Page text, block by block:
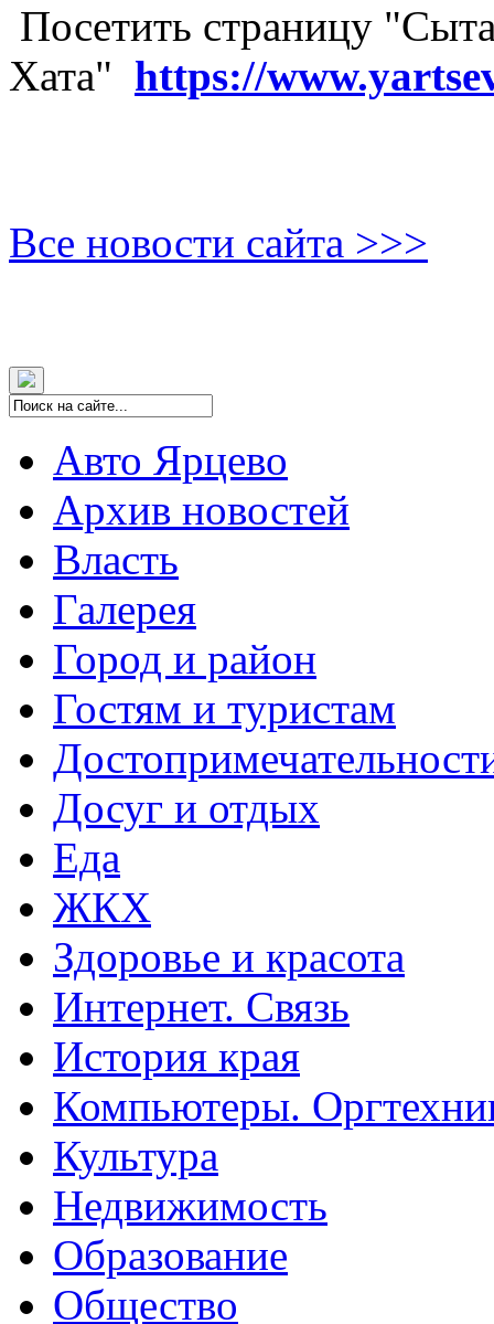
Посетить страницу
Хата" https://
Все новости сайта >>>
Авто Ярцево
Архив новостей
Власть
Галерея
Город и район
Гостям и туристам
Досуг и отдых
Еда
ЖКХ
Здоровье и красота
Интернет. Связь
История края
Компьютеры.
Культура
Недвижимость
Образование
Общество